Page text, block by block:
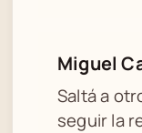
Miguel
Saltá a
seguir la